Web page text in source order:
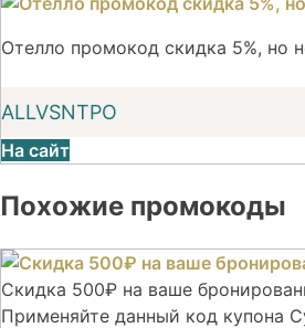
Отелло промокод скидка 5%, но
ALLVSNTPO
На сайт
Похожие промокоды
Скидка 500₽ на ваше
Применяйте данный код купона